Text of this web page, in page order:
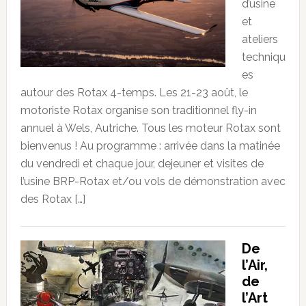
d’usine
et
ateliers
techniqu
es
autour des Rotax 4-temps. Les 21-23 août, le
motoriste Rotax organise son traditionnel fly-in
annuel à Wels, Autriche. Tous les moteur Rotax sont
bienvenus ! Au programme : arrivée dans la matinée
du vendredi et chaque jour, dejeuner et visites de
l’usine BRP-Rotax et/ou vols de démonstration avec
des Rotax […]
De
l’Air,
de
l’Art